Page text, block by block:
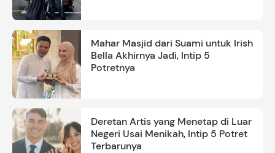
Mahar Masjid dari Suami untuk Irish
Bella Akhirnya Jadi, Intip 5
Potretnya
Deretan Artis yang Menetap di Luar
Negeri Usai Menikah, Intip 5 Potret
Terbarunya